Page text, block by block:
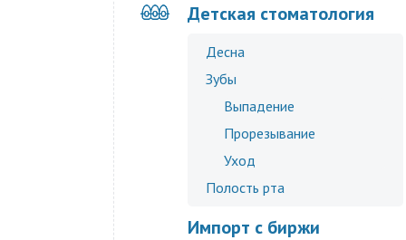
Детская стоматология
Десна
Зубы
Выпадение
Прорезывание
Уход
Полость рта
Импорт с биржи